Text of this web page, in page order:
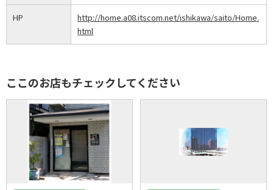
HP
http://home.a08.itscom.net/ishikawa/saito/Home.
html
ここのお店もチェックしてください